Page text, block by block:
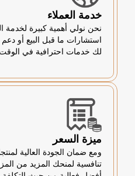
خدمة العملاء
نحن نولي أهمية كبيرة لخدمة
استشارات ما قبل البيع أو دعم
لك خدمات احترافية في
ميزة السعر
ومع ضمان الجودة العالية
تنافسية لمنحك المزيد من